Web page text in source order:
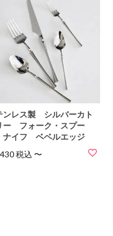
ンレス製 シルバーカト
ー フォーク・スプー
ナイフ ベベルエッジ
税込 〜